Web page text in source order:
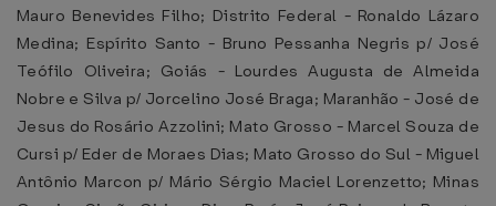
Mauro Benevides Filho; Distrito Federal - Ronaldo Lázaro
Medina; Espírito Santo - Bruno Pessanha Negris p/ José
Teófilo Oliveira; Goiás - Lourdes Augusta de Almeida
Nobre e Silva p/ Jorcelino José Braga; Maranhão - José de
Jesus do Rosário Azzolini; Mato Grosso - Marcel Souza de
Cursi p/ Eder de Moraes Dias; Mato Grosso do Sul - Miguel
Antônio Marcon p/ Mário Sérgio Maciel Lorenzetto; Minas